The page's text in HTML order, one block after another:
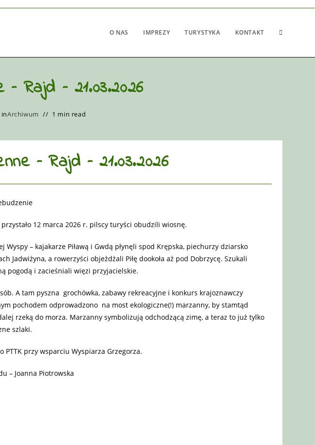
O NAS IMPREZY TURYSTYKA KONTAKT
Rajd – 21.03.2026
inArchiwum 1 min read
– Rajd – 21.03.2026
12 marca 2026 r. pilscy turyści obudzili wiosnę.
– kajakarze Piławą i Gwdą płynęli spod Krępska, piechurzy dziarsko
Jadwiżyna, a rowerzyści objeżdżali Piłę dookoła aż pod Dobrzycę. Szukali
pogodą i zacieśniali więzi przyjacielskie.
A tam pyszna grochówka, zabawy rekreacyjne i konkurs krajoznawczy
pochodem odprowadzono na most ekologiczne(!) marzanny, by stamtąd
rzeką do morza. Marzanny symbolizują odchodzącą zimę, a teraz to już tylko
szlaki.
przy wsparciu Wyspiarza Grzegorza.
– Joanna Piotrowska